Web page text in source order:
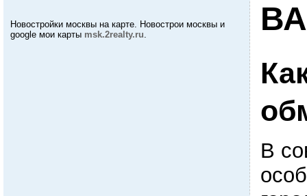
Новостройки москвы на карте. Новострои москвы и
google мои карты msk.2realty.ru.
В